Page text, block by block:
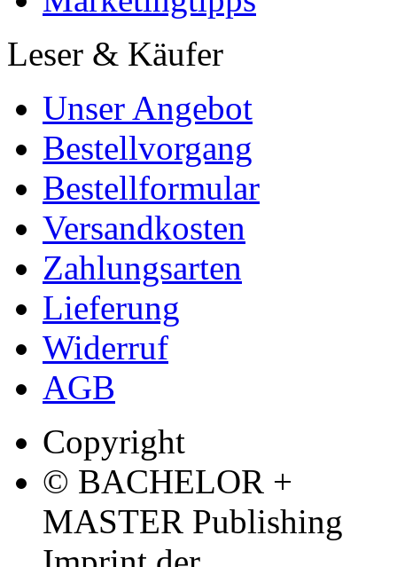
Autorenprofil
Arbeit hochladen
Schreibtipps
Marketingtipps
Leser & Käufer
Unser Angebot
Bestellvorgang
Bestellformular
Versandkosten
Zahlungsarten
Lieferung
Widerruf
AGB